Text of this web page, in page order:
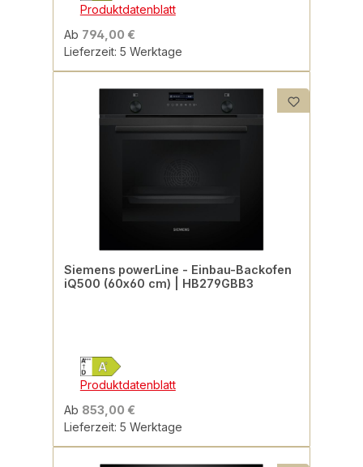
Produktdatenblatt
Ab 794,00 €
Lieferzeit: 5 Werktage
Siemens powerLine - Einbau-Backofen
iQ500 (60x60 cm) | HB279GBB3
Produktdatenblatt
Ab 853,00 €
Lieferzeit: 5 Werktage